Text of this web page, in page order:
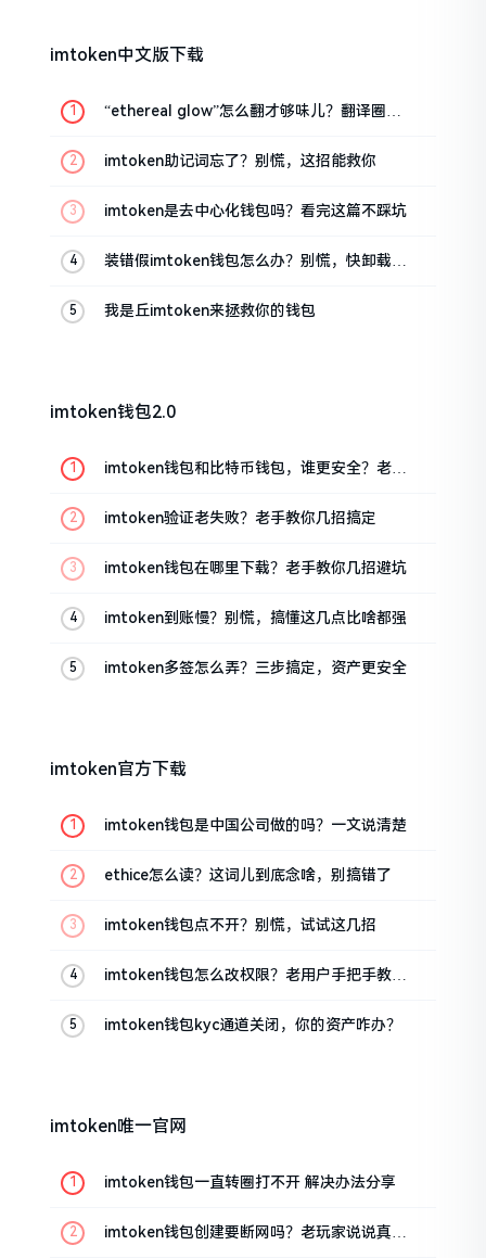
imtoken中文版下载
“ethereal glow”怎么翻才够味儿？翻译圈老
imtoken助记词忘了？别慌，这招能救你
imtoken是去中心化钱包吗？看完这篇不踩坑
装错假imtoken钱包怎么办？别慌，快卸载，
我是丘imtoken来拯救你的钱包
imtoken钱包2.0
imtoken钱包和比特币钱包，谁更安全？老玩
imtoken验证老失败？老手教你几招搞定
imtoken钱包在哪里下载？老手教你几招避坑
imtoken到账慢？别慌，搞懂这几点比啥都强
imtoken多签怎么弄？三步搞定，资产更安全
imtoken官方下载
imtoken钱包是中国公司做的吗？一文说清楚
ethice怎么读？这词儿到底念啥，别搞错了
imtoken钱包点不开？别慌，试试这几招
imtoken钱包怎么改权限？老用户手把手教你
imtoken钱包kyc通道关闭，你的资产咋办？
imtoken唯一官网
imtoken钱包一直转圈打不开 解决办法分享
imtoken钱包创建要断网吗？老玩家说说真实